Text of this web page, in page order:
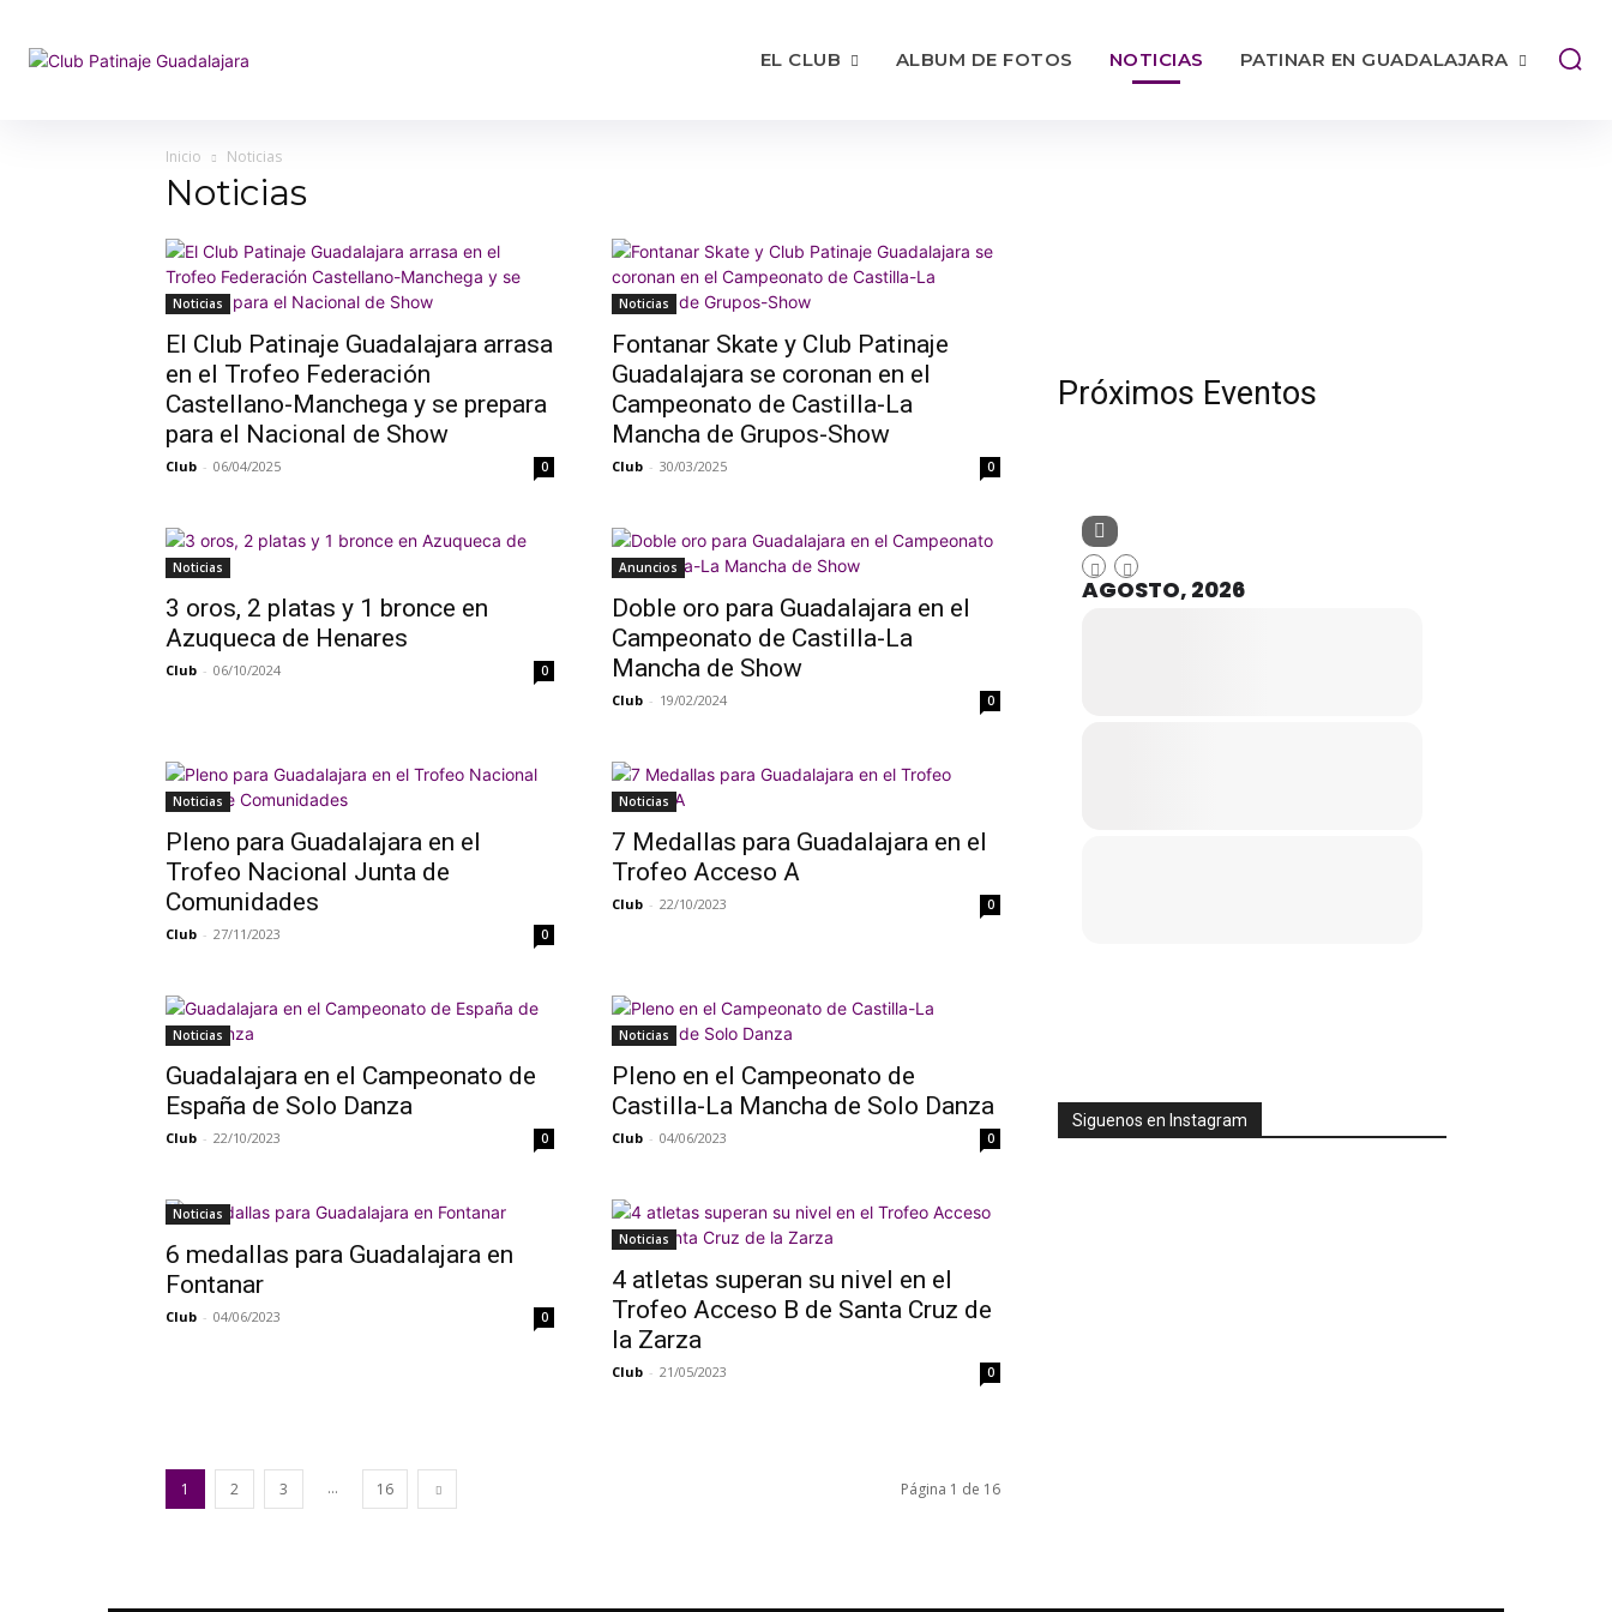
EL CLUB ALBUM DE FOTOS NOTICIAS PATINAR EN GUADALAJARA
Inicio Noticias
Noticias
Noticias
El Club Patinaje Guadalajara arrasa
en el Trofeo Federación
Castellano-Manchega y se prepara
para el Nacional de Show
Club - 06/04/2025 0
Noticias
Fontanar Skate y Club Patinaje
Guadalajara se coronan en el
Campeonato de Castilla-La
Mancha de Grupos-Show
Club - 30/03/2025 0
Noticias
3 oros, 2 platas y 1 bronce en
Azuqueca de Henares
Club - 06/10/2024 0
Anuncios
Doble oro para Guadalajara en el
Campeonato de Castilla-La
Mancha de Show
Club - 19/02/2024 0
Noticias
Pleno para Guadalajara en el
Trofeo Nacional Junta de
Comunidades
Club - 27/11/2023 0
Noticias
7 Medallas para Guadalajara en el
Trofeo Acceso A
Club - 22/10/2023 0
Noticias
Guadalajara en el Campeonato de
España de Solo Danza
Club - 22/10/2023 0
Noticias
Pleno en el Campeonato de
Castilla-La Mancha de Solo Danza
Club - 04/06/2023 0
Noticias
6 medallas para Guadalajara en
Fontanar
Club - 04/06/2023 0
Noticias
4 atletas superan su nivel en el
Trofeo Acceso B de Santa Cruz de
la Zarza
Club - 21/05/2023 0
1 2 3 ... 16 Página 1 de 16
Próximos Eventos
AGOSTO, 2026
Siguenos en Instagram